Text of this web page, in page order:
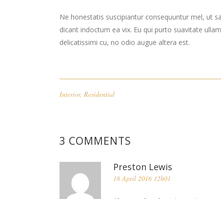
Ne honestatis suscipiantur consequuntur mel, ut
dicant indoctum ea vix. Eu qui purto suavitate
delicatissimi cu, no odio augue altera est.
Interior, Residential
3 COMMENTS
Preston Lewis
18 April 2016 12h01